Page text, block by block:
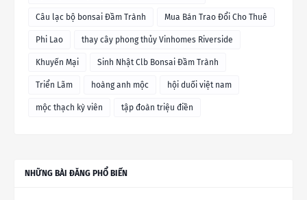
Câu lạc bộ bonsai Đầm Trành Mua Bán Trao Đổi Cho Thuê
Phi Lao thay cây phong thủy Vinhomes Riverside
Khuyến Mại Sinh Nhật Clb Bonsai Đầm Trành
Triển Lãm hoàng anh mộc hội duối việt nam
mộc thạch kỳ viên tập đoàn triệu điền
NHỮNG BÀI ĐĂNG PHỔ BIẾN